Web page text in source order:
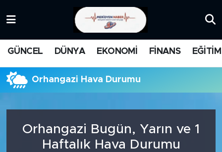
GÜNCEL DÜNYA EKONOMİ FİNANS EĞİTİM
Orhangazi Hava Durumu
Orhangazi Bugün, Yarın ve 1
Haftalık Hava Durumu
FİNANS
Süper Lig Puan Durumu ve Fikstür